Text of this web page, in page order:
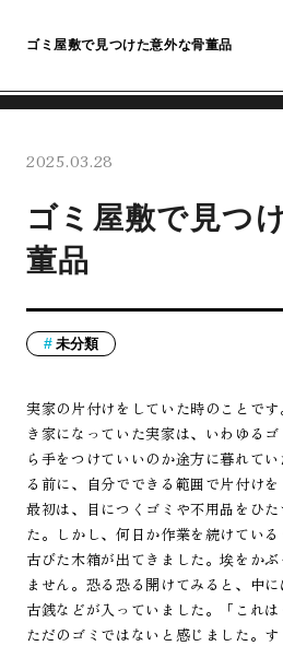
ゴミ屋敷で見つけた意外な骨董品
2025.03.28
ゴミ屋敷で見つ
董品
未分類
実家の片付けをしていた時のことで
き家になっていた実家は、いわゆる
ら手をつけていいのか途方に暮れて
る前に、自分でできる範囲で片付けを
最初は、目につくゴミや不用品をひ
た。しかし、何日か作業を続けてい
古びた木箱が出てきました。埃をか
ません。恐る恐る開けてみると、中に
古銭などが入っていました。「これ
ただのゴミではないと感じました。